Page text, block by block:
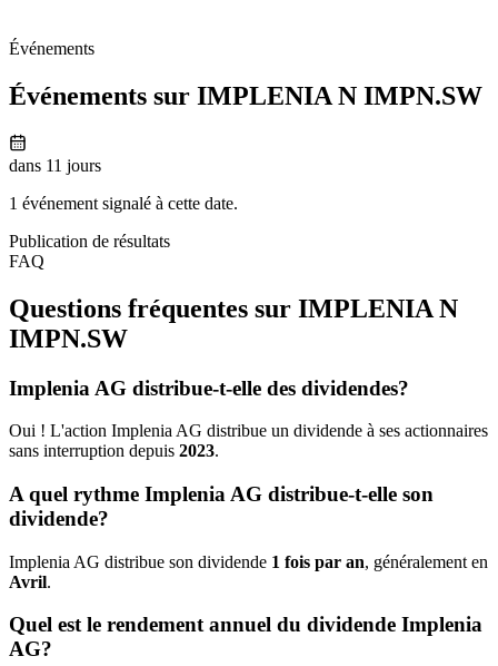
Événements
Événements sur IMPLENIA N IMPN.SW
dans 11 jours
1 événement signalé à cette date.
Publication de résultats
FAQ
Questions fréquentes sur IMPLENIA N
IMPN.SW
Implenia AG distribue-t-elle des dividendes?
Oui ! L'action Implenia AG distribue un dividende à ses actionnaires
sans interruption depuis 2023.
A quel rythme Implenia AG distribue-t-elle son
dividende?
Implenia AG distribue son dividende 1 fois par an, généralement en
Avril.
Quel est le rendement annuel du dividende Implenia
AG?